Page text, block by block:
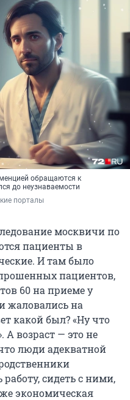
обращаются к
до неузнаваемости
порталы
москвичи по
пациенты в
И там было
пациентов,
60 на приеме у
жаловались на
какой был? «Ну что
А возраст — это не
люди адекватной
сидеть с ними,
экономическая